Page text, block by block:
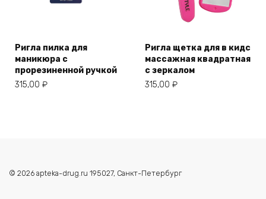
Ригла пилка для
маникюра с
прорезиненной ручкой
315,00 ₽
Ригла щетка для в кидс
массажная квадратная
с зеркалом
315,00 ₽
© 2026 apteka-drug.ru 195027, Санкт-Петербург